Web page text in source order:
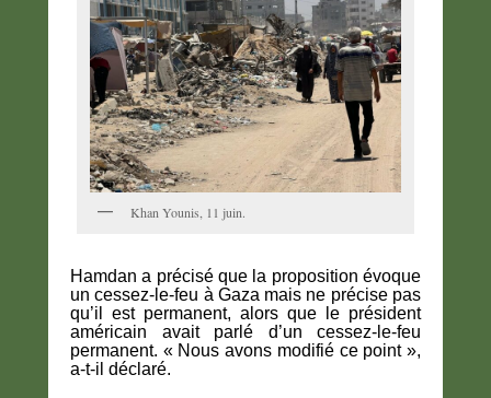
Khan Younis, 11 juin.
Hamdan a précisé que la proposition évoque
un cessez-le-feu à Gaza mais ne précise pas
qu’il est permanent, alors que le président
américain avait parlé d’un cessez-le-feu
permanent. « Nous avons modifié ce point »,
a-t-il déclaré.